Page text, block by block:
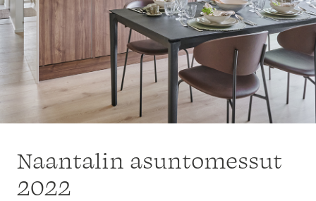
Naantalin asuntomessut
2022